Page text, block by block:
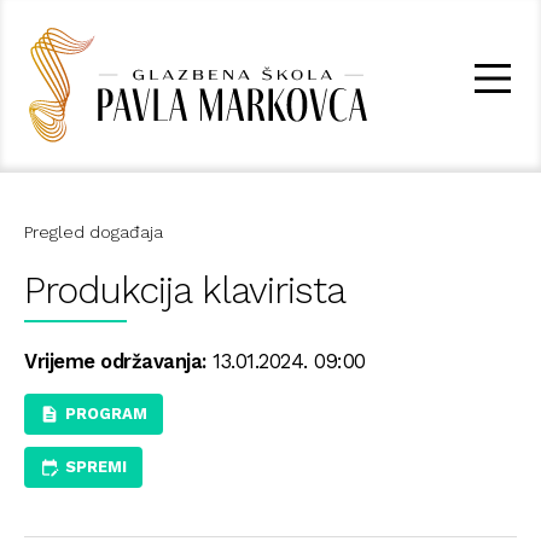
Pregled događaja
Produkcija klavirista
Vrijeme održavanja:13.01.2024. 09:00
PROGRAM
SPREMI